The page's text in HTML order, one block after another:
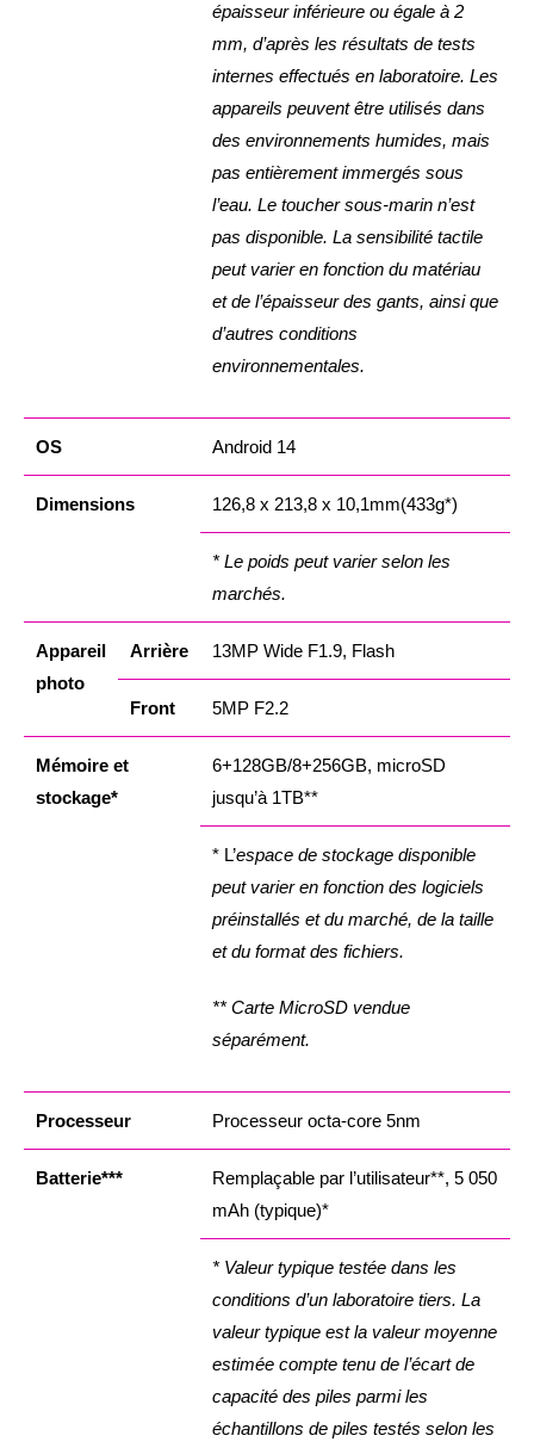
épaisseur inférieure ou égale à 2
mm, d’après les résultats de tests
internes effectués en laboratoire. Les
appareils peuvent être utilisés dans
des environnements humides, mais
pas entièrement immergés sous
l’eau. Le toucher sous-marin n’est
pas disponible. La sensibilité tactile
peut varier en fonction du matériau
et de l’épaisseur des gants, ainsi que
d’autres conditions
environnementales.
OS Android 14
Dimensions 126,8 x 213,8 x 10,1mm(433g*)
* Le poids peut varier selon les
marchés.
Appareil
photo
Arrière 13MP Wide F1.9, Flash
Front 5MP F2.2
Mémoire et
stockage*
6+128GB/8+256GB, microSD
jusqu’à 1TB**
* L’espace de stockage disponible
peut varier en fonction des logiciels
préinstallés et du marché, de la taille
et du format des fichiers.
** Carte MicroSD vendue
séparément.
Processeur Processeur octa-core 5nm
Batterie***
Remplaçable par l’utilisateur**, 5 050
mAh (typique)*
* Valeur typique testée dans les
conditions d’un laboratoire tiers. La
valeur typique est la valeur moyenne
estimée compte tenu de l’écart de
capacité des piles parmi les
échantillons de piles testés selon les